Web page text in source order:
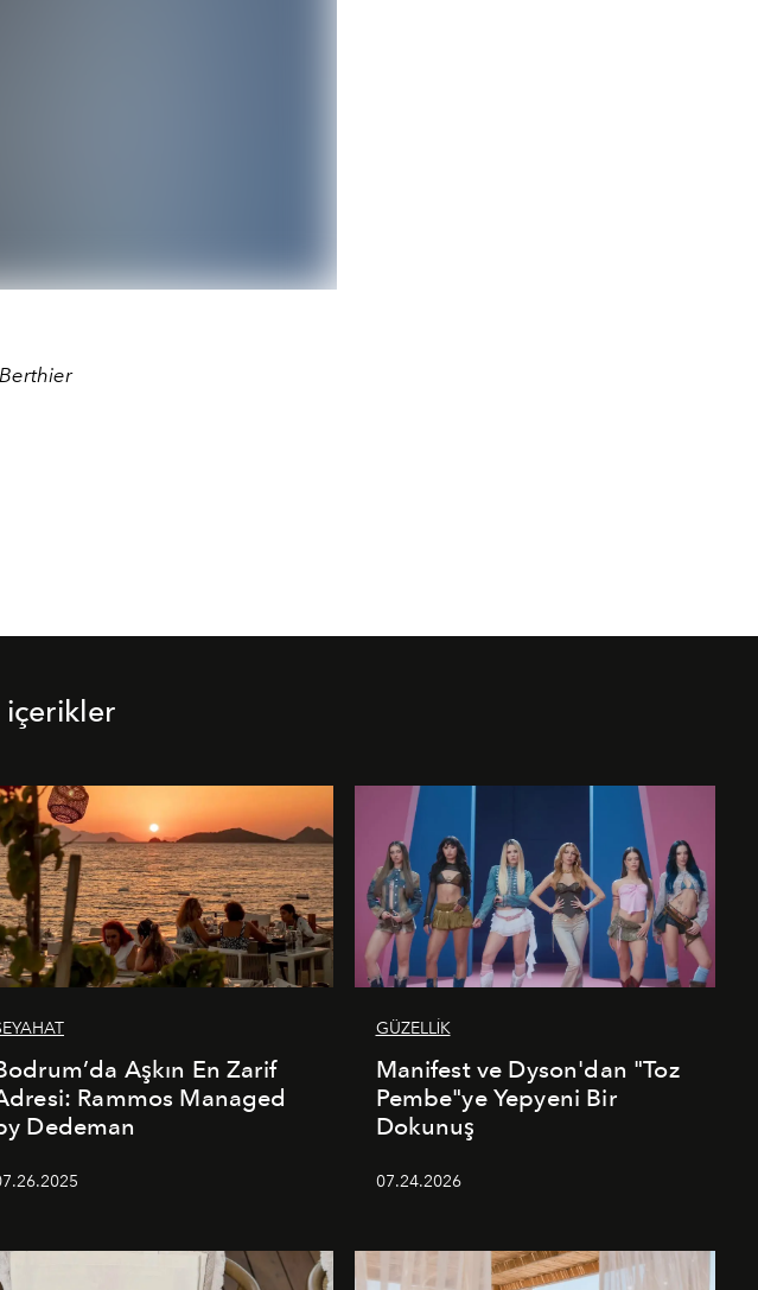
içerikler
Aşkın En Zarif
Rammos Managed
Dedeman
GÜZELLİK
Manifest ve Dyson'dan "Toz
Pembe"ye Yepyeni Bir
Dokunuş
07.24.2026